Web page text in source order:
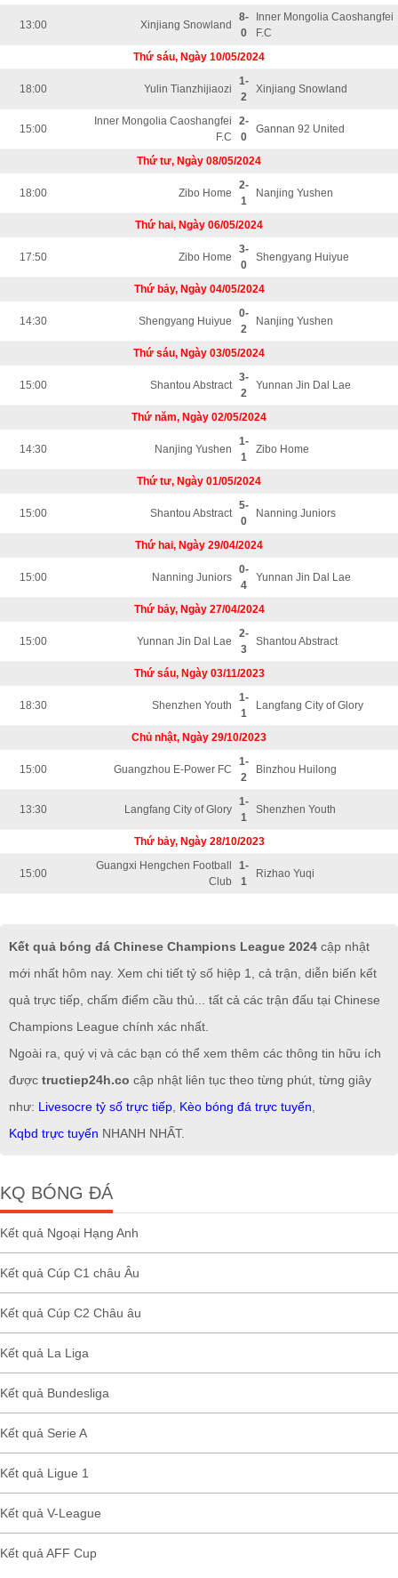
13:00 Xinjiang Snowland
8-
0
Inner Mongolia Caoshangfei
F.C
Thứ sáu, Ngày 10/05/2024
18:00 Yulin Tianzhijiaozi
1-
2
Xinjiang Snowland
15:00
Inner Mongolia Caoshangfei
F.C
2-
0
Gannan 92 United
Thứ tư, Ngày 08/05/2024
18:00 Zibo Home
2-
1
Nanjing Yushen
Thứ hai, Ngày 06/05/2024
17:50 Zibo Home
3-
0
Shengyang Huiyue
Thứ bảy, Ngày 04/05/2024
14:30 Shengyang Huiyue
0-
2
Nanjing Yushen
Thứ sáu, Ngày 03/05/2024
15:00 Shantou Abstract
3-
2
Yunnan Jin Dal Lae
Thứ năm, Ngày 02/05/2024
14:30 Nanjing Yushen
1-
1
Zibo Home
Thứ tư, Ngày 01/05/2024
15:00 Shantou Abstract
5-
0
Nanning Juniors
Thứ hai, Ngày 29/04/2024
15:00 Nanning Juniors
0-
4
Yunnan Jin Dal Lae
Thứ bảy, Ngày 27/04/2024
15:00 Yunnan Jin Dal Lae
2-
3
Shantou Abstract
Thứ sáu, Ngày 03/11/2023
18:30 Shenzhen Youth
1-
1
Langfang City of Glory
Chủ nhật, Ngày 29/10/2023
15:00 Guangzhou E-Power FC
1-
2
Binzhou Huilong
13:30 Langfang City of Glory
1-
1
Shenzhen Youth
Thứ bảy, Ngày 28/10/2023
15:00
Guangxi Hengchen Football
Club
1-
1
Rizhao Yuqi
Kết quả bóng đá Chinese Champions League 2024 cập nhật
mới nhất hôm nay. Xem chi tiết tỷ số hiệp 1, cả trận, diễn biến kết
quả trực tiếp, chấm điểm cầu thủ... tất cả các trận đấu tại Chinese
Champions League chính xác nhất.
Ngoài ra, quý vị và các bạn có thể xem thêm các thông tin hữu ích
được tructiep24h.co cập nhật liên tục theo từng phút, từng giây
như: Livesocre tỷ số trực tiếp Kèo bóng đá trực tuyến
Kqbd trực tuyến NHANH NHẤT.
KQ BÓNG ĐÁ
Kết quả Ngoại Hạng Anh
Kết quả Cúp C1 châu Âu
Kết quả Cúp C2 Châu âu
Kết quả La Liga
Kết quả Bundesliga
Kết quả Serie A
Kết quả Ligue 1
Kết quả V-League
Kết quả AFF Cup